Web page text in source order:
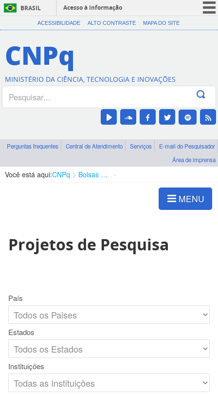
BRASIL
Acesso à informação
CORONAVÍRUS (COVID-19)
Canais
ACESSIBILIDADE ALTO CONTRASTE MAPA DO SITE
CNPq
MINISTÉRIO DA CIÊNCIA, TECNOLOGIA E INOVAÇÕES
Perguntas frequentes Central de Atendimento Serviços
E-mail do Pesquisador
Área de imprensa
Você está aqui:CNPq Bolsas e Auxílios Vigentes
MENU
Projetos de Pesquisa
País
Estados
Instituições